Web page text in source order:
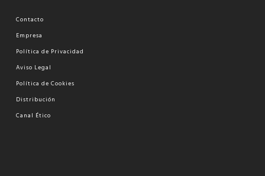
Contacto
Empresa
Política de Privacidad
Aviso Legal
Política de Cookies
Distribución
Canal Ético